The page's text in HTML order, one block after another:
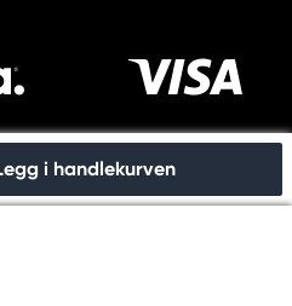
i handlekurven